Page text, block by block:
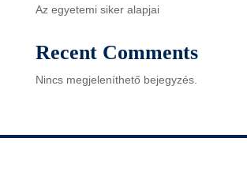
Az egyetemi siker alapjai
Recent Comments
Nincs megjeleníthető bejegyzés.